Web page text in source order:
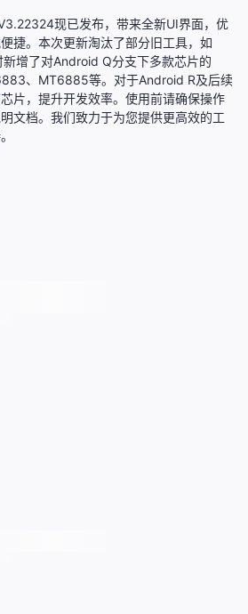
现已发布，带来全新UI界面，优
捷。本次更新淘汰了部分旧工具，如
增了对Android Q分支下多款芯片的
、MT6885等。对于Android R及后续
片，提升开发效率。使用前请确保操作
文档。我们致力于为您提供更高效的工